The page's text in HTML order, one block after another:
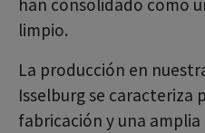
limpio.
La producción en
Isselburg se caracteriza
fabricación y una